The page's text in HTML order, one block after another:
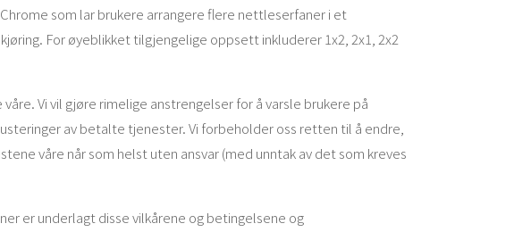
som lar brukere arrangere flere nettleserfaner i et
For øyeblikket tilgjengelige oppsett inkluderer 1x2, 2x1, 2x2
Vi vil gjøre rimelige anstrengelser for å varsle brukere på
av betalte tjenester. Vi forbeholder oss retten til å endre,
våre når som helst uten ansvar (med unntak av det som kreves
er underlagt disse vilkårene og betingelsene og